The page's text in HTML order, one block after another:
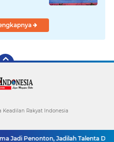
Penonton, Jadilah Talenta Digital
Keadilan Rakyat Indonesia